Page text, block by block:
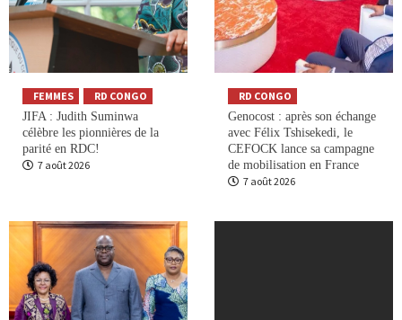
FEMMES
RD CONGO
JIFA : Judith Suminwa
célèbre les pionnières de la
parité en RDC!
7 août 2026
RD CONGO
Genocost : après son échange
avec Félix Tshisekedi, le
CEFOCK lance sa campagne
de mobilisation en France
7 août 2026